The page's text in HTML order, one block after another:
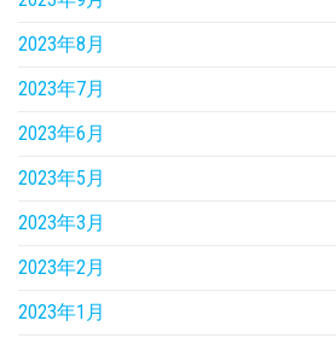
2023年8月
2023年7月
2023年6月
2023年5月
2023年3月
2023年2月
2023年1月